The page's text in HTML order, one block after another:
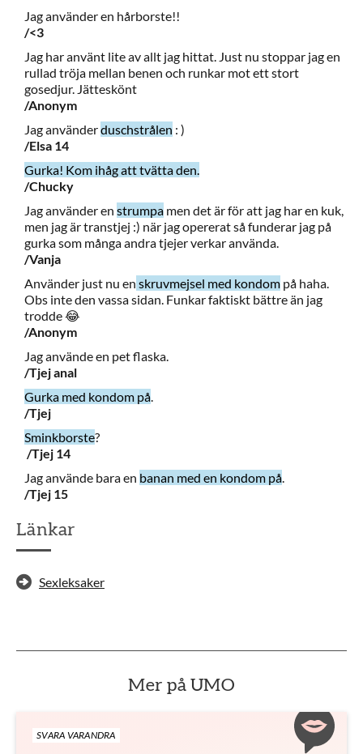
Jag använder en hårborste!!
/<3
Jag har använt lite av allt jag hittat. Just nu stoppar jag en
rullad tröja mellan benen och runkar mot ett stort
gosedjur. Jätteskönt
/Anonym
Jag använderduschstrålen : )
/Elsa 14
Gurka! Kom ihåg att tvätta den.
/Chucky
Jag använder en strumpa men det är för att jag har en kuk,
men jag är transtjej :) när jag opererat så funderar jag på
gurka som många andra tjejer verkar använda.
/Vanja
Använder just nu en skruvmejsel med kondom på haha.
Obs inte den vassa sidan. Funkar faktiskt bättre än jag
trodde 😂
/Anonym
Jag använde en pet flaska.
/Tjej anal
Gurka med kondom på.
/Tjej
Sminkborste?
/Tjej 14
Jag använde bara en banan med en kondom på.
/Tjej 15
Länkar
Sexleksaker
Mer på UMO
SVARA VARANDRA